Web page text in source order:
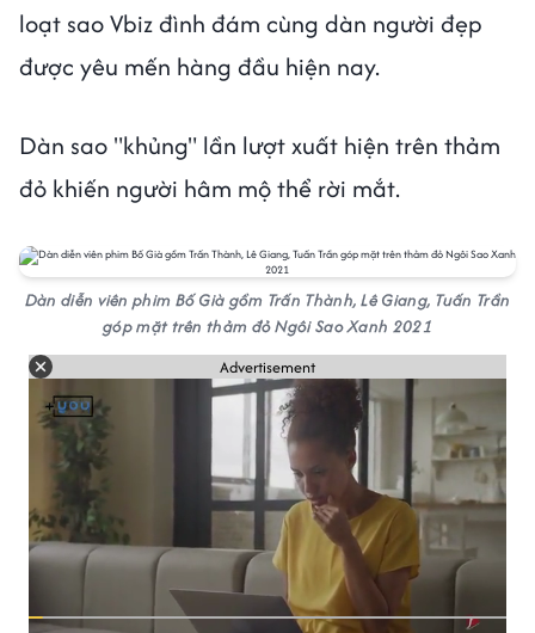
loạt sao Vbiz đình đám cùng dàn người đẹp
được yêu mến hàng đầu hiện nay.
Dàn sao "khủng" lần lượt xuất hiện trên thảm
đỏ khiến người hâm mộ thể rời mắt.
Dàn diễn viên phim Bố Già gồm Trấn Thành, Lê Giang, Tuấn Trần
góp mặt trên thảm đỏ Ngôi Sao Xanh 2021
Advertisement